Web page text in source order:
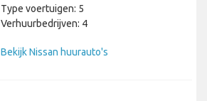
Type voertuigen: 5
Verhuurbedrijven: 4
Bekijk Nissan huurauto's